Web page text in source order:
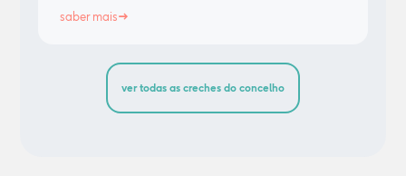
saber mais
ver todas as creches do concelho